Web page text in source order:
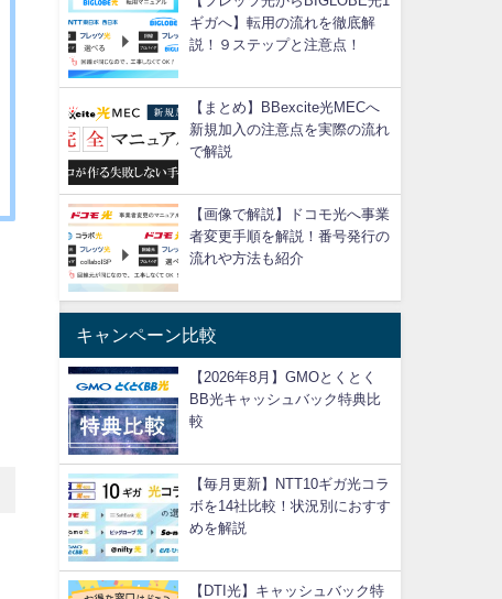
ギガへ】転用の流れを徹底解
説！９ステップと注意点！
【まとめ】BBexcite光MECへ
新規加入の注意点を実際の流れ
で解説
【画像で解説】ドコモ光へ事業
者変更手順を解説！番号発行の
流れや方法も紹介
キャンペーン比較
【2026年8月】GMOとくとく
BB光キャッシュバック特典比
較
【毎月更新】NTT10ギガ光コラ
ボを14社比較！状況別におすす
めを解説
【DTI光】キャッシュバック特